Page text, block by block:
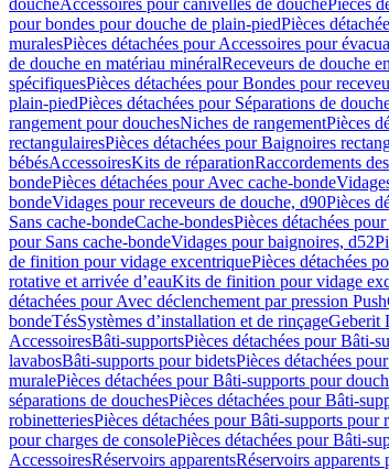
doucheAccessoires pour canivelles de douchePièces
pour bondes pour douche de plain-piedPièces
muralesPièces détachées pour Accessoires pour
de douche en matériau minéralReceveurs de douche
spécifiquesPièces détachées pour Bondes pour
plain-piedPièces détachées pour Séparations de
rangement pour douchesNiches de rangementPièces
rectangulairesPièces détachées pour Baignoires
bébésAccessoiresKits de réparationRaccordements
bondePièces détachées pour Avec cache-bonde
bondeVidages pour receveurs de douche, d90Pièces
Sans cache-bondeCache-bondesPièces détachées
pour Sans cache-bondeVidages pour baignoires, d52
de finition pour vidage excentriquePièces détachées
rotative et arrivée d’eauKits de finition pour vidage
détachées pour Avec déclenchement par pression
bondeTésSystèmes d’installation et de rinçageGeberit
AccessoiresBâti-supportsPièces détachées pour Bâti-
lavabosBâti-supports pour bidetsPièces détachées
muralePièces détachées pour Bâti-supports pour
séparations de douchesPièces détachées pour Bâti-
robinetteriesPièces détachées pour Bâti-supports pour
pour charges de consolePièces détachées pour Bâti-
AccessoiresRéservoirs apparentsRéservoirs